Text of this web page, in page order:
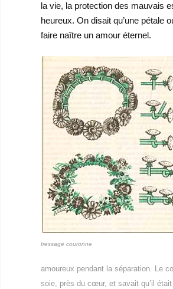
la vie, la protection des mauvais
heureux. On disait qu’une pétale
faire naître un amour éternel.
tressage couronne
amoureux pendant la séparation. Le
soie, près du cœur, et savait qu’il